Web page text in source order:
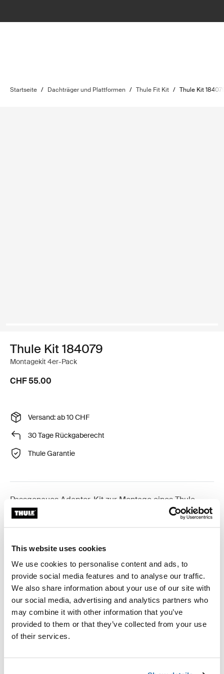
This website uses cookies
We use cookies to personalise content and ads, to
provide social media features and to analyse our traffic.
We also share information about your use of our site with
our social media, advertising and analytics partners who
may combine it with other information that you’ve
provided to them or that they’ve collected from your use
of their services.
Startseite / Dachträger und Plattformen / Thule Fit Kit / Thule Kit
Thule Kit 184079
Montagekit 4er-Pack
CHF 55.00
Versand: ab 10 CHF
30 Tage Rückgaberecht
Thule Garantie
Passgenaues Adapter-Kit zur Montage eines Thule
Dachträgersystems für ausgewählte Fahrzeuge.
Toggle techspec
Technische Daten
Toggle guides and instructions
Anleitung
Toggle overview
Bewertungen